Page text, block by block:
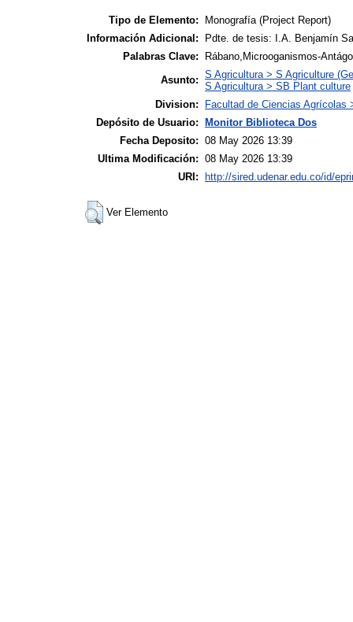
Tipo de Elemento:
Monografía (Project Report)
Información Adicional:
Pdte. de tesis: I.A. Benjamín
Palabras Clave:
Rábano,Microoganismos-
Asunto: S Agricultura > S Agriculture
S Agricultura > SB Plant culture
Division:
Facultad de Ciencias Agrícolas
Depósito de Usuario: Monitor Biblioteca Dos
Fecha Deposito: 08 May 2026 13:39
Ultima Modificación: 08 May 2026 13:39
URI: http://sired.udenar.edu.co/id/
Ver Elemento